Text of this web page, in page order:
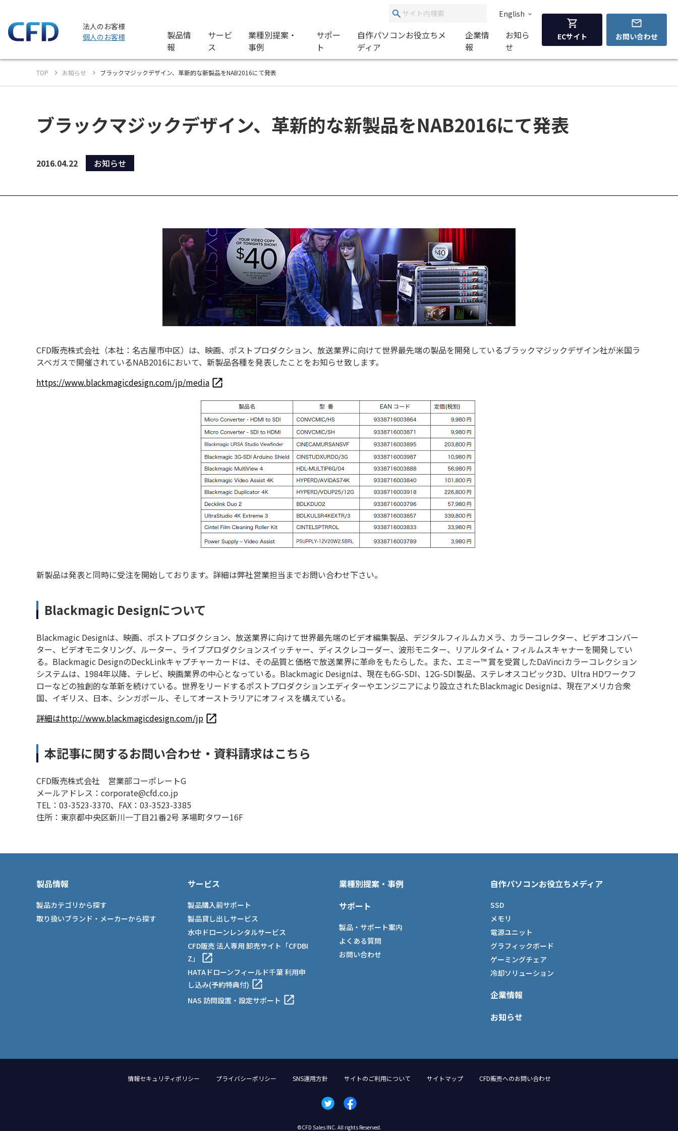
法人のお客様
個人のお客様
English
製品情
報
サービ
ス
業種別提案・
事例
サポー
ト
自作パソコンお役立ちメ
ディア
企業情
報
お知ら
せ
ECサイト お問い合わせ
TOP お知らせ ブラックマジックデザイン、革新的な新製品をNAB2016にて発表
ブラックマジックデザイン、革新的な新製品をNAB2016にて発表
2016.04.22 お知らせ
CFD販売株式会社（本社：名古屋市中区）は、映画、ポストプロダクション、放送業界に向けて世界最先端の製品を開発しているブラックマジックデザイン社が米国ラ
スベガスで開催されているNAB2016において、新製品各種を発表したことをお知らせ致します。
https://www.blackmagicdesign.com/jp/media
新製品は発表と同時に受注を開始しております。詳細は弊社営業担当までお問い合わせ下さい。
Blackmagic Designについて
Blackmagic Designは、映画、ポストプロダクション、放送業界に向けて世界最先端のビデオ編集製品、デジタルフィルムカメラ、カラーコレクター、ビデオコンバー
ター、ビデオモニタリング、ルーター、ライブプロダクションスイッチャー、ディスクレコーダー、波形モニター、リアルタイム・フィルムスキャナーを開発してい
る。Blackmagic DesignのDeckLinkキャプチャーカードは、その品質と価格で放送業界に革命をもたらした。また、エミー™ 賞を受賞したDaVinciカラーコレクション
システムは、1984年以降、テレビ、映画業界の中心となっている。Blackmagic Designは、現在も6G-SDI、12G-SDI製品、ステレオスコピック3D、Ultra HDワークフ
ローなどの独創的な革新を続けている。世界をリードするポストプロダクションエディターやエンジニアにより設立されたBlackmagic Designは、現在アメリカ合衆
国、イギリス、日本、シンガポール、そしてオーストラリアにオフィスを構えている。
詳細はhttp://www.blackmagicdesign.com/jp
本記事に関するお問い合わせ・資料請求はこちら
CFD販売株式会社 営業部コーポレートG
メールアドレス：corporate@cfd.co.jp
TEL：03-3523-3370、FAX：03-3523-3385
住所：東京都中央区新川一丁目21番2号 茅場町タワー16F
製品情報
製品カテゴリから探す
取り扱いブランド・メーカーから探す
サービス
製品購入前サポート
製品貸し出しサービス
水中ドローンレンタルサービス
CFD販売 法人専用 卸売サイト「CFDBI
Z」
HATAドローンフィールド千葉 利用申
し込み(予約特典付)
NAS 訪問設置・設定サポート
業種別提案・事例
サポート
製品・サポート案内
よくある質問
お問い合わせ
自作パソコンお役立ちメディア
SSD
メモリ
電源ユニット
グラフィックボード
ゲーミングチェア
冷却ソリューション
企業情報
お知らせ
情報セキュリティポリシー プライバシーポリシー SNS運用方針 サイトのご利用について サイトマップ CFD販売へのお問い合わせ
©CFD Sales INC. All rights Reserved.